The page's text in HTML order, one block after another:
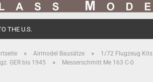
THE U.S.
» Airmodel Bausätze » 1/72 Flugzeug Kits
GER bis 1945 » Messerschmitt Me 163 C-0